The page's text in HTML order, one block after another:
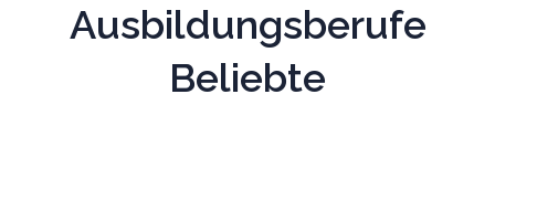
Ausbildungsberufe
Beliebte